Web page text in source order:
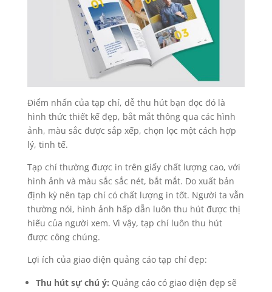
Điểm nhấn của tạp chí, dễ thu hút bạn đọc đó là
hình thức thiết kế đẹp, bắt mắt thông qua các hình
ảnh, màu sắc được sắp xếp, chọn lọc một cách hợp
lý, tinh tế.
Tạp chí thường được in trên giấy chất lượng cao, với
hình ảnh và màu sắc sắc nét, bắt mắt. Do xuất bản
định kỳ nên tạp chí có chất lượng in tốt. Người ta vẫn
thường nói, hình ảnh hấp dẫn luôn thu hút được thị
hiếu của người xem. Vì vậy, tạp chí luôn thu hút
được công chúng.
Lợi ích của giao diện quảng cáo tạp chí đẹp:
Thu hút sự chú ý: Quảng cáo có giao diện đẹp sẽ